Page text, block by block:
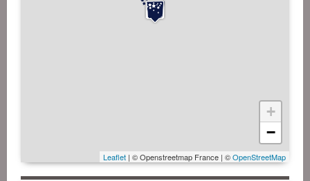
+
−
Leaflet | © Openstreetmap France | ©OpenStreetMap